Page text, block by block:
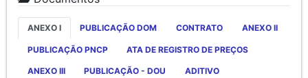
ANEXO I PUBLICAÇÃO DOM CONTRATO ANEXO II
PUBLICAÇÃO PNCP ATA DE REGISTRO DE PREÇOS
ANEXO III PUBLICAÇÃO - DOU ADITIVO